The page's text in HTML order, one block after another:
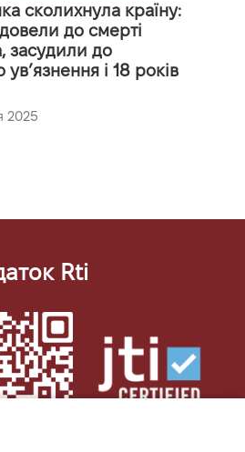
сколихнула країну:
до смерті
засудили до
увʼязнення і 18 років
2025
Rti